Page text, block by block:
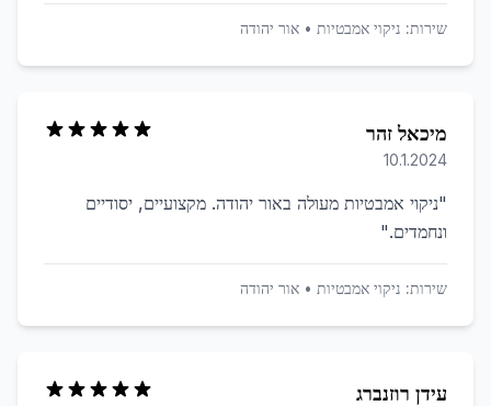
שירות: ניקוי אמבטיות • אור יהודה
מיכאל זהר
10.1.2024
"ניקוי אמבטיות מעולה באור יהודה. מקצועיים, יסודיים
ונחמדים."
שירות: ניקוי אמבטיות • אור יהודה
עידן רוזנברג